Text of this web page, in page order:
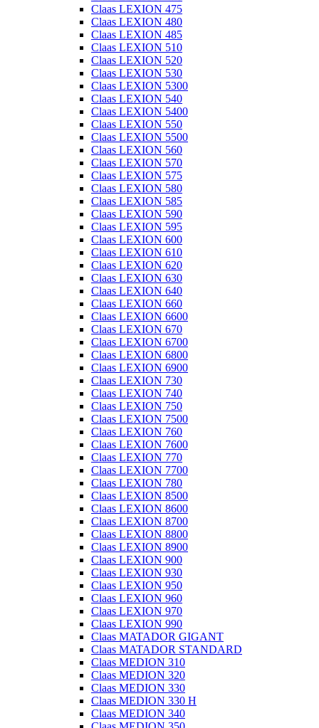
Claas LEXION 475
Claas LEXION 480
Claas LEXION 485
Claas LEXION 510
Claas LEXION 520
Claas LEXION 530
Claas LEXION 5300
Claas LEXION 540
Claas LEXION 5400
Claas LEXION 550
Claas LEXION 5500
Claas LEXION 560
Claas LEXION 570
Claas LEXION 575
Claas LEXION 580
Claas LEXION 585
Claas LEXION 590
Claas LEXION 595
Claas LEXION 600
Claas LEXION 610
Claas LEXION 620
Claas LEXION 630
Claas LEXION 640
Claas LEXION 660
Claas LEXION 6600
Claas LEXION 670
Claas LEXION 6700
Claas LEXION 6800
Claas LEXION 6900
Claas LEXION 730
Claas LEXION 740
Claas LEXION 750
Claas LEXION 7500
Claas LEXION 760
Claas LEXION 7600
Claas LEXION 770
Claas LEXION 7700
Claas LEXION 780
Claas LEXION 8500
Claas LEXION 8600
Claas LEXION 8700
Claas LEXION 8800
Claas LEXION 8900
Claas LEXION 900
Claas LEXION 930
Claas LEXION 950
Claas LEXION 960
Claas LEXION 970
Claas LEXION 990
Claas MATADOR GIGANT
Claas MATADOR STANDARD
Claas MEDION 310
Claas MEDION 320
Claas MEDION 330
Claas MEDION 330 H
Claas MEDION 340